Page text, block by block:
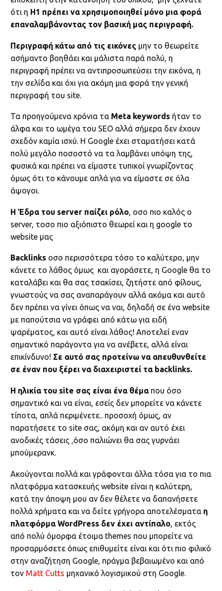
ότι η H1 πρέπει να χρησιμοποιηθεί μόνο μια φορά
επαναλαμβάνοντας τον βασική μας περιγραφή.
Περιγραφή κάτω από τις εικόνες μην το θεωρείτε
ασήμαντο βοηθάει και μάλιστα παρά πολύ, η
περιγραφή πρέπει να αντιπροσωπεύσει την εικόνα, η
την σελίδα και όχι για ακόμη μια φορά την γενική
περιγραφή του site.
Τα προηγούμενα χρόνια τα Meta keywords ήταν το
άλφα και το ωμέγα του SEO αλλά σήμερα δεν έχουν
σχεδόν καμία ισχύ. Η Google έχει σταματήσει κατά
πολύ μεγάλο ποσοστό να τα λαμβάνει υπόψη της,
φυσικά και πρέπει να είμαστε τυπικοί γνωρίζοντας
όμως ότι το κάνουμε απλά για να είμαστε σε όλα
άψογοι.
Η Έδρα του server παίζει ρόλο, οσο πιο καλός ο
server, τοσο πιο αξιόπιστο θεωρεί και η google το
website μας
Backlinks oσο περισσότερα τόσο το καλύτερο, μην
κάνετε το λάθος όμως και αγοράσετε, η Google θα το
καταλάβει και θα σας τσακίσει, ζητήστε από φίλους,
γνωστούς να σας αναπαράγουν αλλά ακόμα και αυτό
δεν πρέπει να γίνει όπως να ναι, δηλαδή σε ένα website
με παπούτσια να γράφει από κάτω για ειδή
ψαρέματος, και αυτό είναι λάθος! Αποτελεί εναν
σημαντικό παράγοντα για να ανέβετε, αλλά είναι
επικίνδυνο! Σε αυτό σας προτείνω να απευθυνθείτε
σε έναν που ξέρει να διαχειριστεί τα backlinks.
Η ηλικία του site σας είναι ένα θέμαπου όσο
σημαντικό και να είναι, εσείς δεν μπορείτε να κάνετε
τίποτα, απλά περιμένετε.. προσοχή όμως, αν
παρατήσετε το site σας, ακόμη και αν αυτό έχει
ανοδικές τάσεις ,όσο παλιώνει θα σας γυρνάει
μπούμερανκ.
Ακούγονται πολλά και γράφονται άλλα τόσα για το πια
πλατφόρμα κατασκευής website είναι η καλύτερη,
κατά την άποψη μου αν δεν θέλετε να δαπανήσετε
πολλά χρήματα και να δείτε γρήγορα αποτελέσματα η
πλατφόρμα WordPress δεν έχει αντίπαλο, εκτός
από πολύ όμορφα έτοιμα themes που μπορείτε να
προσαρμόσετε όπως επιθυμείτε είναι και ότι πιο φιλικό
στην αναζήτηση Google, πράγμα βεβαιωμένο και από
τον Matt Cutts μηχανικό λογισμικού στη Google.